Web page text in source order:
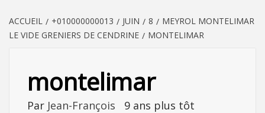
ACCUEIL +010000000013 JUIN 8
MEYROL MONTELIMAR
LE VIDE GRENIERS DE CENDRINE
MONTELIMAR
montelimar
Par Jean-François 9 ans plus tôt